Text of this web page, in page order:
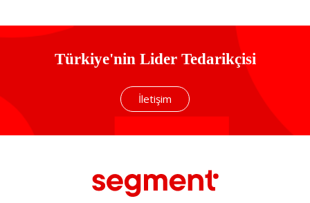
Türkiye'nin Lider Tedarikçisi
İletişim